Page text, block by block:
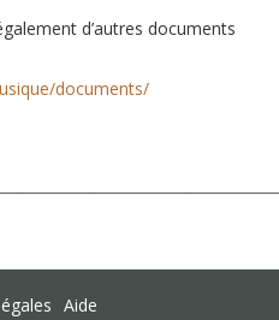
d’autres documents
documents/
Aide